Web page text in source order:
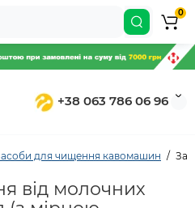
+38 063 786 06 96
0
для чищення кавомашин
від молочних